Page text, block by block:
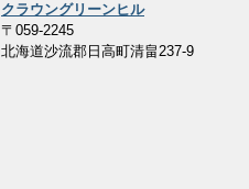
クラウングリーンヒル
〒059-2245
北海道沙流郡日高町清畠237-9